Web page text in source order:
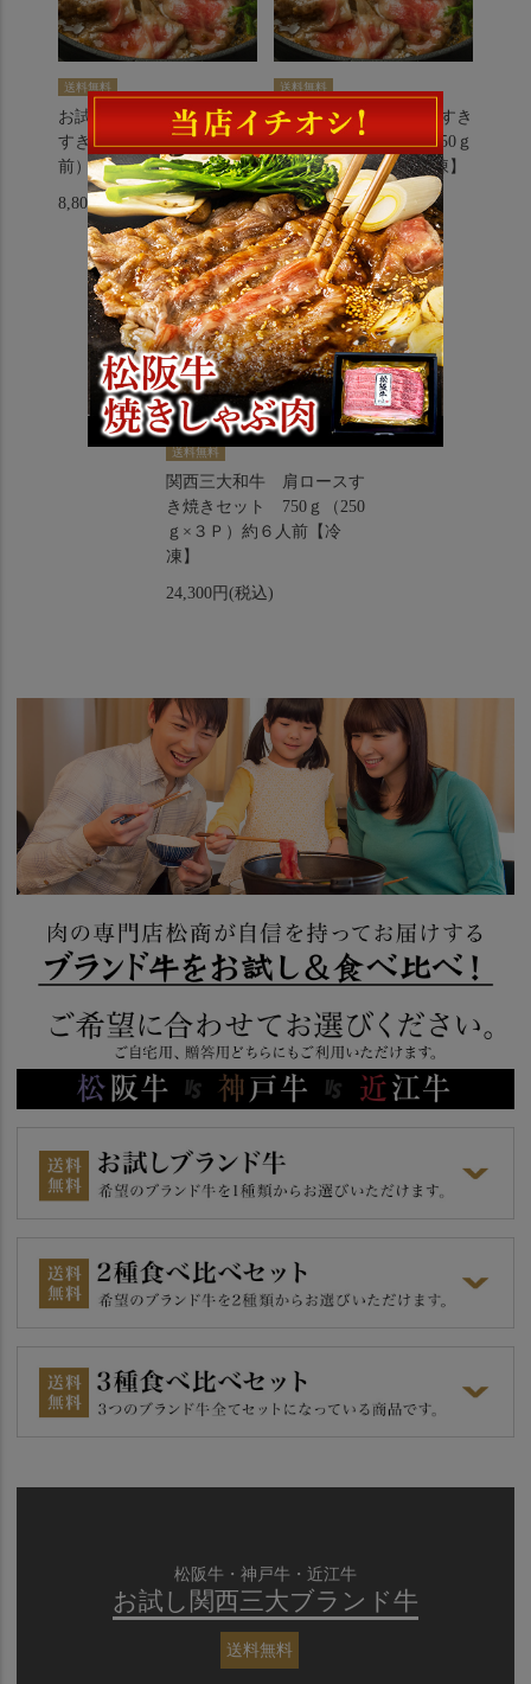
送料無料
お試し用！松阪牛肩ロース
すき焼き 250ｇ（２人
前）【冷凍】
8,800円(税込)
送料無料
松阪牛肩ロース、モモすき
焼きセット 500ｇ（250ｇ
×２Ｐ）約４人前【冷凍】
14,900円(税込)
送料無料
関西三大和牛 肩ロースす
き焼きセット 750ｇ（250
ｇ×３Ｐ）約６人前【冷
凍】
24,300円(税込)
松阪牛・神戸牛・近江牛
お試し関西三大ブランド牛
送料無料